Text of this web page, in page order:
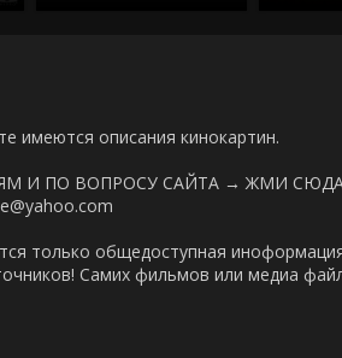
имеются описания кинокартин.
И ПО ВОПРОСУ САЙТА → ЖМИ
только общедоступная
Самих фильмов или медиа